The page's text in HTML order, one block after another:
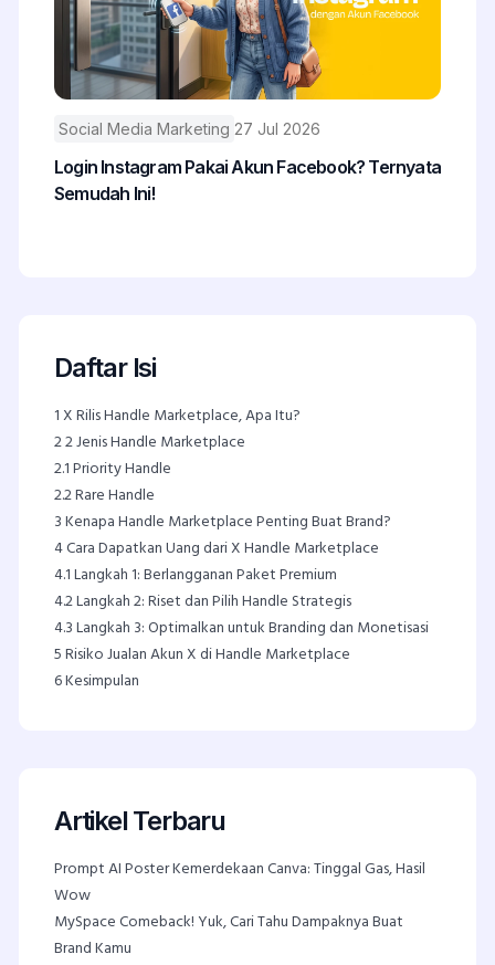
Social Media Marketing 27 Jul 2026
Login Instagram Pakai Akun Facebook? Ternyata
Semudah Ini!
Daftar Isi
1X Rilis Handle Marketplace, Apa Itu?
22 Jenis Handle Marketplace
2.1Priority Handle
2.2Rare Handle
3Kenapa Handle Marketplace Penting Buat Brand?
4Cara Dapatkan Uang dari X Handle Marketplace
4.1Langkah 1: Berlangganan Paket Premium
4.2Langkah 2: Riset dan Pilih Handle Strategis
4.3Langkah 3: Optimalkan untuk Branding dan Monetisasi
5Risiko Jualan Akun X di Handle Marketplace
6Kesimpulan
Artikel Terbaru
Prompt AI Poster Kemerdekaan Canva: Tinggal Gas, Hasil
Wow
MySpace Comeback! Yuk, Cari Tahu Dampaknya Buat
Brand Kamu